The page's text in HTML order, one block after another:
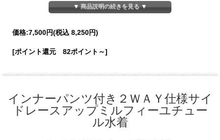
二の腕まで下げてオフショルとして着ても良し！
お好みに合わせてデザインが早変わりする
ヘルシーな肌見せができる仕様に◎
スタイルＵＰ見えも華やかさも叶える１着です。
※肩ひも長さ調整可能
・プールに使用されているカルキ(塩素)は、水着を変色させることがあります。
使用後は真水(水道水)でよくすすぎ、プールの水・海水・サンオイル類を洗い落と
してください。
(多量にカルキが付着したまま長時間放置しないでください。生地を傷める場合が
▼ 商品説明の続きを見る ▼
価格:7,500円(税込 8,250円)
[ポイント還元 82ポイント～]
インナーパンツ付き２ＷＡＹ仕様サイ
ドレースアップミルフィーユチュー
ル水着